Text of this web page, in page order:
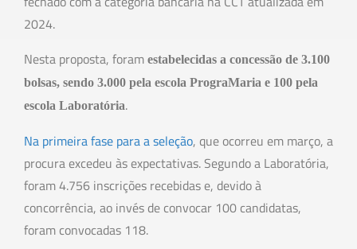
2024.
Nesta proposta, foram estabelecidas a concessão de 3.100
bolsas, sendo 3.000 pela escola PrograMaria e 100 pela
escola Laboratória.
Na primeira fase para a seleção, que ocorreu em março, a
procura excedeu às expectativas. Segundo a Laboratória,
foram 4.756 inscrições recebidas e, devido à
concorrência, ao invés de convocar 100 candidatas,
foram convocadas 118.